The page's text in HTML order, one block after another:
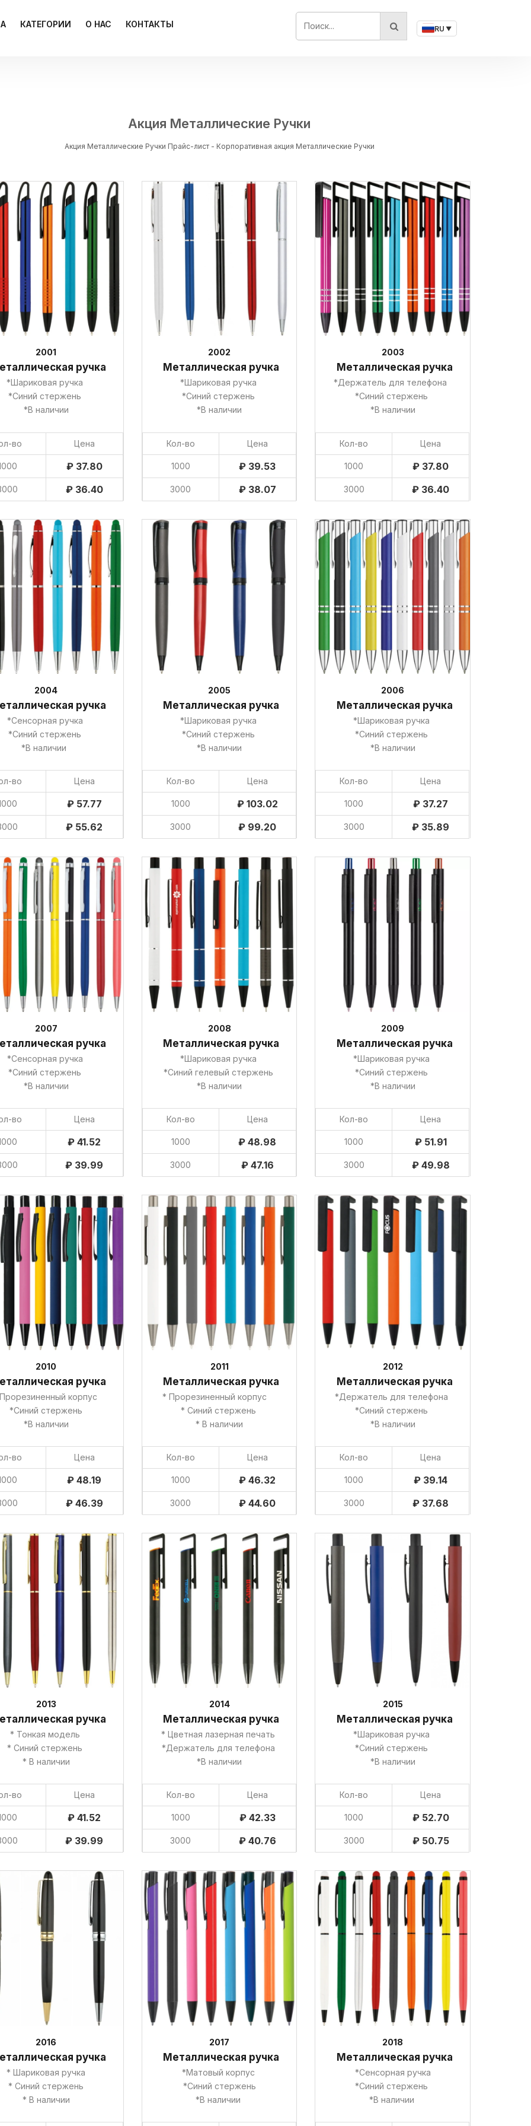
КАТЕГОРИИ О НАС КОНТАКТЫ
ПОИСК...
RU ▼
Акция Металлические Ручки
Акция Металлические Ручки Прайс-лист - Корпоративная акция Металлические Ручки
2001
ручка
*Шариковая ручка
*Синий стержень
*В наличии
во Цена
₽ 37.80
₽ 36.40
2002
Металлическая ручка
*Шариковая ручка
*Синий стержень
*В наличии
Кол-во Цена
1000 ₽ 39.53
3000 ₽ 38.07
2003
Металлическая ручка
*Держатель для телефона
*Синий стержень
*В наличии
Кол-во Цена
1000 ₽ 37.80
3000 ₽ 36.40
2004
ручка
*Сенсорная ручка
*Синий стержень
*В наличии
во Цена
₽ 57.77
₽ 55.62
2005
Металлическая ручка
*Шариковая ручка
*Синий стержень
*В наличии
Кол-во Цена
1000 ₽ 103.02
3000 ₽ 99.20
2006
Металлическая ручка
*Шариковая ручка
*Синий стержень
*В наличии
Кол-во Цена
1000 ₽ 37.27
3000 ₽ 35.89
2007
ручка
*Сенсорная ручка
*Синий стержень
*В наличии
во Цена
₽ 41.52
₽ 39.99
2008
Металлическая ручка
*Шариковая ручка
*Синий гелевый стержень
*В наличии
Кол-во Цена
1000 ₽ 48.98
3000 ₽ 47.16
2009
Металлическая ручка
*Шариковая ручка
*Синий стержень
*В наличии
Кол-во Цена
1000 ₽ 51.91
3000 ₽ 49.98
2010
ручка
корпус
*Синий стержень
*В наличии
во Цена
₽ 48.19
₽ 46.39
2011
Металлическая ручка
* Прорезиненный корпус
* Синий стержень
* В наличии
Кол-во Цена
1000 ₽ 46.32
3000 ₽ 44.60
2012
Металлическая ручка
*Держатель для телефона
*Синий стержень
*В наличии
Кол-во Цена
1000 ₽ 39.14
3000 ₽ 37.68
2013
ручка
* Тонкая модель
* Синий стержень
* В наличии
во Цена
₽ 41.52
₽ 39.99
2014
Металлическая ручка
* Цветная лазерная печать
*Держатель для телефона
*В наличии
Кол-во Цена
1000 ₽ 42.33
3000 ₽ 40.76
2015
Металлическая ручка
*Шариковая ручка
*Синий стержень
*В наличии
Кол-во Цена
1000 ₽ 52.70
3000 ₽ 50.75
2016
ручка
* Шариковая ручка
* Синий стержень
* В наличии
2017
Металлическая ручка
*Матовый корпус
*Синий стержень
*В наличии
2018
Металлическая ручка
*Сенсорная ручка
*Синий стержень
*В наличии